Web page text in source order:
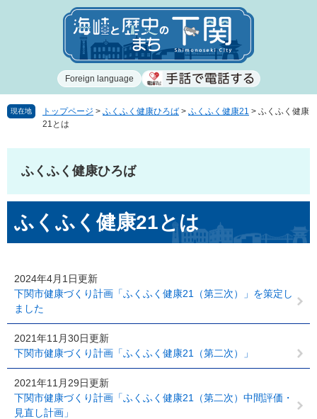
で
ば
Foreign language
現在地 トップページ > ふくふく健康ひろば > ふくふく健康21 > ふくふく健康
21とは
ふくふく健康ひろば
文ふくふく健康21とは
2024年4月1日更新
下関市健康づくり計画「ふくふく健康21（第三次）」を策定し
ました
2021年11月30日更新
下関市健康づくり計画「ふくふく健康21（第二次）」
2021年11月29日更新
下関市健康づくり計画「ふくふく健康21（第二次）中間評価・
見直し計画」